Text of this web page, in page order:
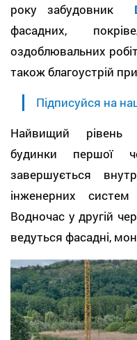
року забудовник
фасадних,
оздоблювальних
також благоустрій
Підписуйся на
Найвищий рівень
будинки першої
завершується
інженерних систем
Водночас у другій
ведуться фасадні,